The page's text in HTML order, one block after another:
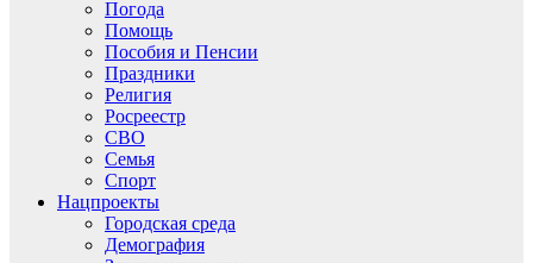
Погода
Помощь
Пособия и Пенсии
Праздники
Религия
Росреестр
СВО
Семья
Спорт
Нацпроекты
Городская среда
Демография